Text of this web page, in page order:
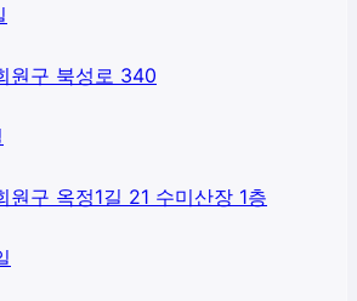
원구 북성로 340
원구 옥정1길 21 수미산장 1층